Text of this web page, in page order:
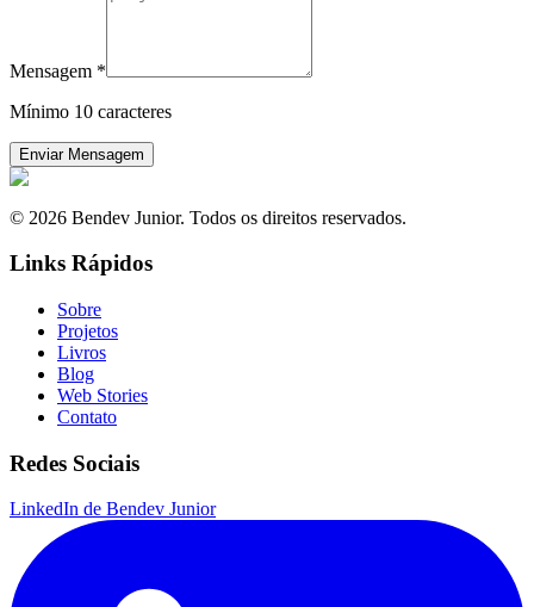
Mensagem *
Mínimo 10 caracteres
Enviar Mensagem
© 2026 Bendev Junior. Todos os direitos reservados.
Links Rápidos
Sobre
Projetos
Livros
Blog
Web Stories
Contato
Redes Sociais
LinkedIn de Bendev Junior